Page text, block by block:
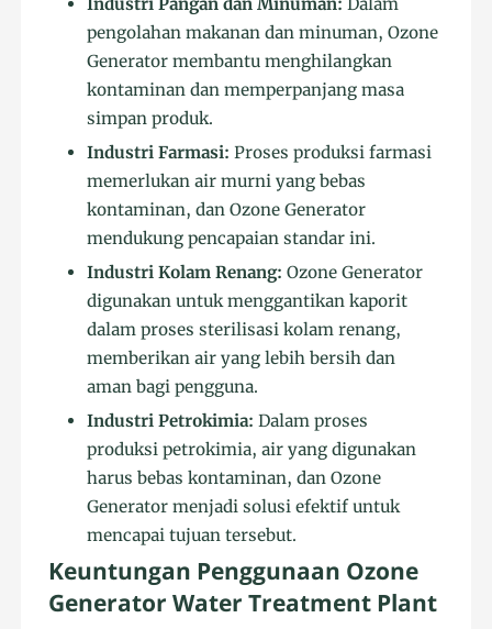
pengolahan makanan dan minuman, Ozone
Generator membantu menghilangkan
kontaminan dan memperpanjang masa
simpan produk.
Industri Farmasi: Proses produksi farmasi
memerlukan air murni yang bebas
kontaminan, dan Ozone Generator
mendukung pencapaian standar ini.
Industri Kolam Renang: Ozone Generator
digunakan untuk menggantikan kaporit
dalam proses sterilisasi kolam renang,
memberikan air yang lebih bersih dan
aman bagi pengguna.
Industri Petrokimia: Dalam proses
produksi petrokimia, air yang digunakan
harus bebas kontaminan, dan Ozone
Generator menjadi solusi efektif untuk
mencapai tujuan tersebut.
Keuntungan Penggunaan Ozone
Generator Water Treatment Plant